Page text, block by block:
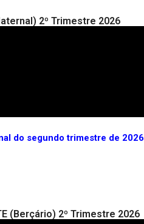
2º Trimestre 2026
do segundo trimestre de 2026
(Berçário) 2º Trimestre 2026